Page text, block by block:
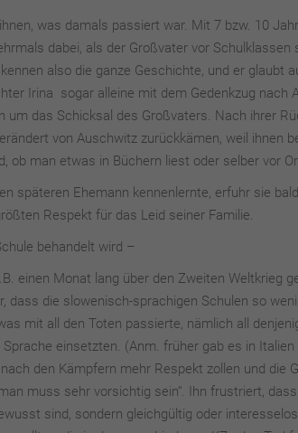
was damals passiert war. Mit 7 bzw. 10
dabei, als der Großvater vor Schulklassen
also die ganze Geschichte, und er glaubt
Irina sogar alleine mit dem Gedenkzug nach
das Schicksal des Großvaters. Nach ihrer
von Auschwitz zurückkämen, weil ihnen
ob man etwas in Büchern liest oder selber vor
späteren Ehemann kennenlernte, erfuhr sie
Respekt für das Leid seiner Familie.
behandelt wird –
einen Monat lang über den Zweiten Weltkrieg
die slowenisch-sprachigen Schulen so
mit all den Toten passierte, nämlich all
einsetzten. (Anm. früher gab es in Italien
den Kämpfern mehr Respekt zollen und die
muss sehr vorsichtig sein“. Ihn frustriert,
sind, sondern gleichgültig oder